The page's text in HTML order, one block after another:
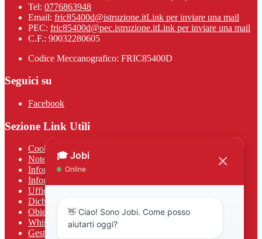
Tel: 0776863948
Email: fric85400d@istruzione.itLink per inviare una mail
PEC: fric85400d@pec.istruzione.itLink per inviare una mail
C.F.: 90032280605
Codice Meccanografico: FRIC85400D
Seguici su
Facebook
Sezione Link Utili
Cookie policy
Note legali
Informativa Privacy
Informativa Privacy chatbot Jobi
Ufficio Relazioni con il Pubblico
Dichiarazione di accessibilità
Obiettivi di accessibilità
Whistleblowing
Gestione consensi cookie